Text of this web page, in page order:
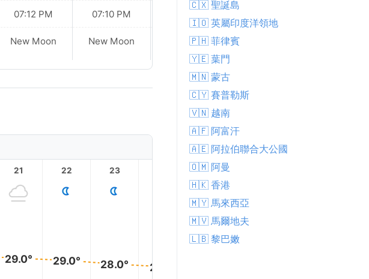
07:12 PM
New Moon
07:10 PM
New Moon New Moon
21
29.0°
22
29.0°
23
28.0° 27.0°
1
🇨🇽 聖誕島
🇮🇴 英屬印度洋領地
🇵🇭 菲律賓
🇾🇪 葉門
🇲🇳 蒙古
🇨🇾 賽普勒斯
🇻🇳 越南
🇦🇫 阿富汗
🇦🇪 阿拉伯聯合大公國
🇴🇲 阿曼
🇭🇰 香港
🇲🇾 馬來西亞
🇲🇻 馬爾地夫
🇱🇧 黎巴嫩